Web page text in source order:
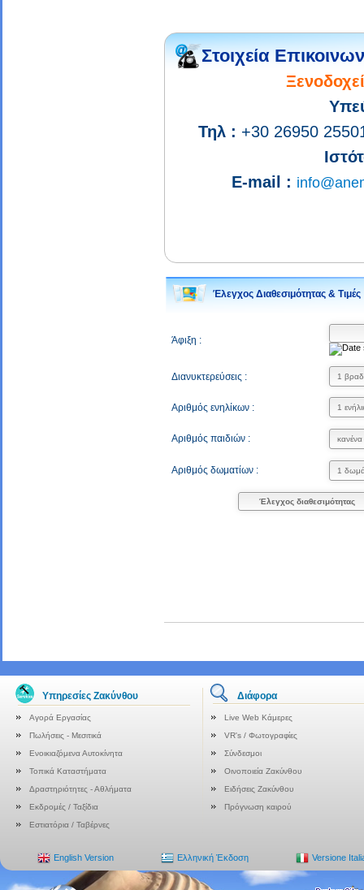
Στοιχεία
Τηλ : +30 26950
E-mail :
Έλεγχος Διαθεσιμότητας & Τιμές
Άφιξη :
Διανυκτερεύσεις :
Αριθμός ενηλίκων :
Αριθμός παιδιών :
Αριθμός δωματίων :
Έλεγχος διαθεσιμότητας
Υπηρεσίες Ζακύνθου Διάφορα
Αγορά Εργασίας
Live Web Κάμερες
Πωλήσεις - Μεσιτικά
VR's / Φωτογραφίες
Ενοικιαζόμενα Αυτοκίνητα
Σύνδεσμοι
Τοπικά Καταστήματα
Οινοποιεία Ζακύνθου
Δραστηριότητες - Αθλήματα
Ειδήσεις Ζακύνθου
Εκδρομές / Ταξίδια
Πρόγνωση καιρού
Εστιατόρια / Ταβέρνες
English Version Ελληνική Έκδοση Versione